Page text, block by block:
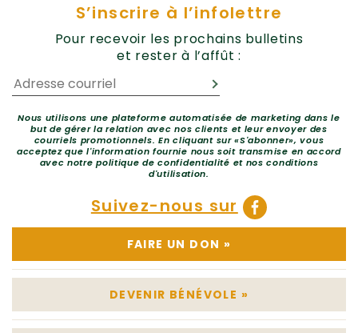
S’inscrire à l’infolettre
Pour recevoir les prochains bulletins
et rester à l’affût :
Nous utilisons une plateforme automatisée de marketing dans le
but de gérer la relation avec nos clients et leur envoyer des
courriels promotionnels. En cliquant sur «S'abonner», vous
acceptez que l'information fournie nous soit transmise en accord
avec notre politique de confidentialité et nos conditions
d'utilisation.
Suivez-nous sur
FAIRE UN DON »
DEVENIR BÉNÉVOLE »